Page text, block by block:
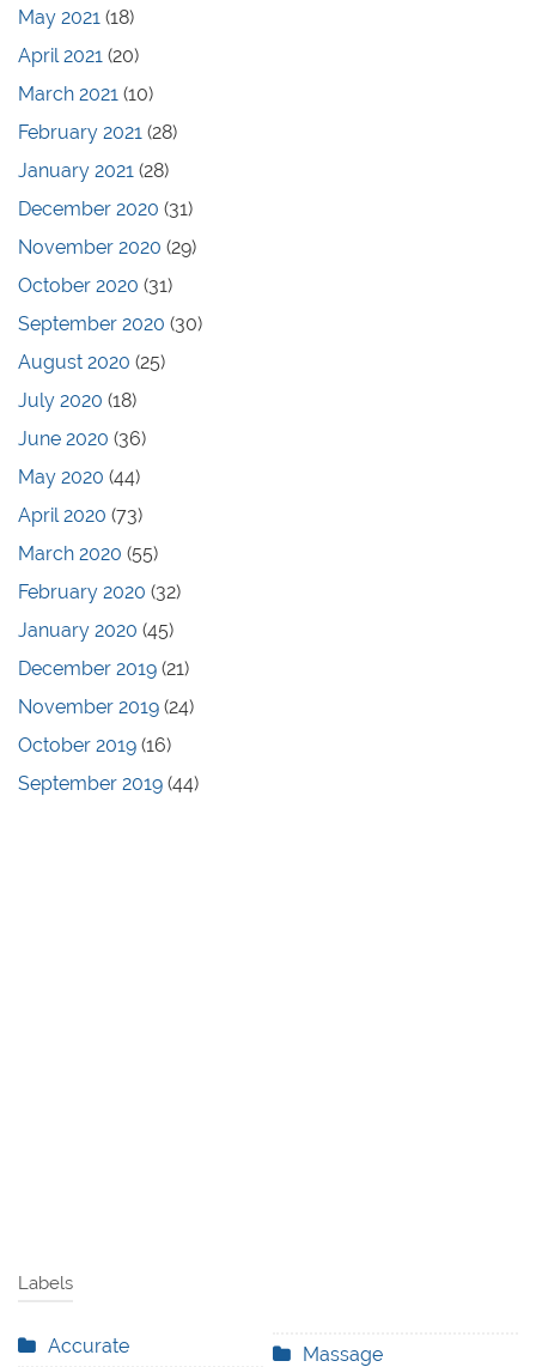
May 2021 (18)
April 2021 (20)
March 2021 (10)
February 2021 (28)
January 2021 (28)
December 2020 (31)
November 2020 (29)
October 2020 (31)
September 2020 (30)
August 2020 (25)
July 2020 (18)
June 2020 (36)
May 2020 (44)
April 2020 (73)
March 2020 (55)
February 2020 (32)
January 2020 (45)
December 2019 (21)
November 2019 (24)
October 2019 (16)
September 2019 (44)
Labels
Accurate
Massage